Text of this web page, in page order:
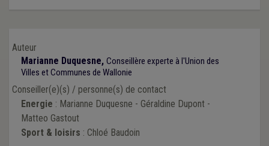
Auteur
Marianne Duquesne, Conseillère experte à l'Union des
Villes et Communes de Wallonie
Conseiller(e)(s) / personne(s) de contact
Energie : Marianne Duquesne - Géraldine Dupont -
Matteo Gastout
Sport & loisirs : Chloé Baudoin